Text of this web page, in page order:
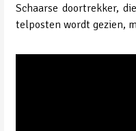
Schaarse doortrekker,
telposten wordt gezien,